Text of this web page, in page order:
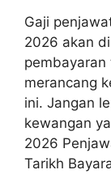
Gaji
2026 akan
pembayaran
merancang
ini. Jangan
kewangan
2026
Tarikh